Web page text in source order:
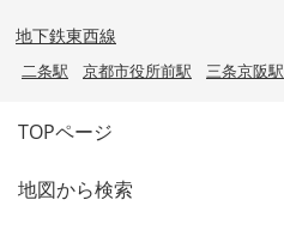
地下鉄東西線
二条駅 京都市役所前駅 三条京阪駅
TOPページ
地図から検索